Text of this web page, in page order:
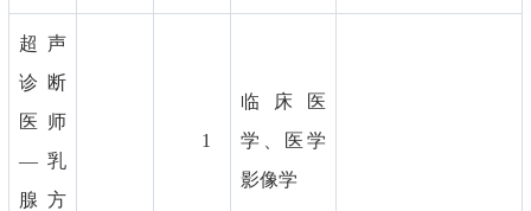
超声
诊断
医师
—乳
腺方
1
临床医
学、医学
影像学